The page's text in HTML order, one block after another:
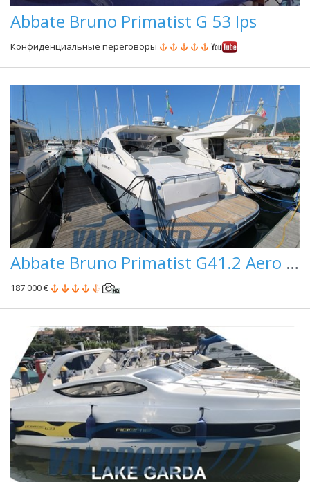
Abbate Bruno Primatist G 53 Ips
Конфиденциальные переговоры
Abbate Bruno Primatist G41.2 Aero Top Evolution
187 000 €